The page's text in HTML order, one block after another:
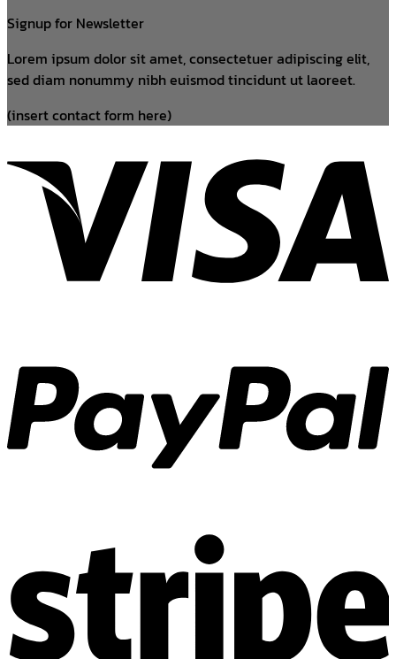
Signup for Newsletter
Lorem ipsum dolor sit amet, consectetuer adipiscing elit,
sed diam nonummy nibh euismod tincidunt ut laoreet.
(insert contact form here)